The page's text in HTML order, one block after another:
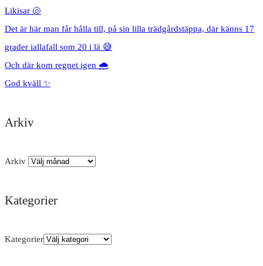
Likisar 🐚
Det är här man får hålla till, på sin lilla trädgårdstäppa, där känns 17
grader iallafall som 20 i lä 😅
Och där kom regnet igen 🌧️
God kväll ✨
Arkiv
Arkiv
Kategorier
Kategorier